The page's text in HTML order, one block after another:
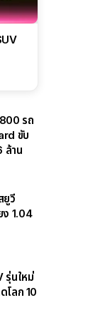
รถ
ขับ
ล้าน
ยูวี
ง 1.04
รุ่นใหม่
โลก 10